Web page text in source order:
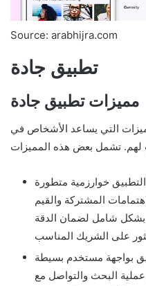
Source: arabhijra.com
تطبيق جادة
مميزات تطبيق جادة
التي يساعد الأشخاص في
خوارزمية متطورة
المشتركة والقيم
بشكل شامل لضمان الدقة
بواجهة مستخدم بسيطة
البحث والتواصل مع